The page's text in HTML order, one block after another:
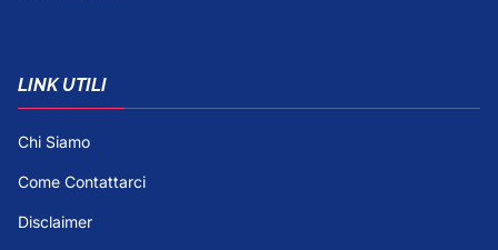
LINK UTILI
Chi Siamo
Come Contattarci
Disclaimer